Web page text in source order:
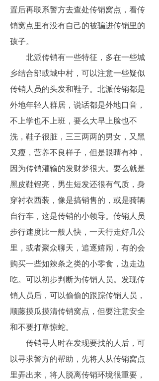
置后再联系警方去查处传销窝点，看传
销窝点里有没有自己的被骗进传销里的
孩子。
北派传销有一些特征，多在一些城
乡结合部或城中村，可以注意一些疑似
传销人员的头发和鞋子。北派传销都是
外地年轻人群居，说话都是外地口音，
不上学也不上班，要么大早上脸也不
洗，鞋子很脏，三三两两的男女，又黑
又瘦，营养不良样子，但是眼睛有神，
因为传销灌输的发财梦很大。要么就是
黑皮鞋锃亮，男生短发还很有气质，身
穿衬衣西装，像是搞销售的，或是骑辆
自行车，这是传销的小领导。传销人员
步行速度比一般人快，一天行走好几公
里，或者聚众聊天，追逐嬉闹，有的会
购买一些如辣条之类的小零食，边走边
吃。可以初步判断为传销人员。发现传
销人员后，可以偷偷的跟踪传销人员，
顺藤摸瓜摸清传销窝点，但要注意安全
和不要打草惊蛇。
传销寻人时在发现要找的人后，可
以寻求警方的帮助，先将人从传销窝点
里弄出来，将人脱离传销环境很重要，